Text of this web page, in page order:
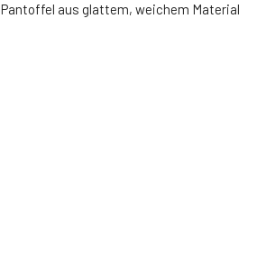
Pantoffel aus glattem, weichem Material